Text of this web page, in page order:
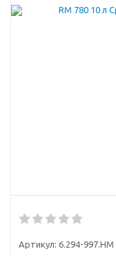
Артикул: 6.294-997.НМ